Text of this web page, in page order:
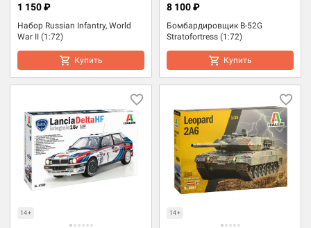
Набор Russian Infantry, World
War II (1:72)
1 150 ₽
Купить
Бомбардировщик B-52G
Stratofortress (1:72)
8 100 ₽
Купить
14+ 14+